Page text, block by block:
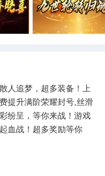
人追梦，超多装备！上
提升满阶荣耀封号,丝滑
纷呈，等你来战！游戏
血战！超多奖励等你